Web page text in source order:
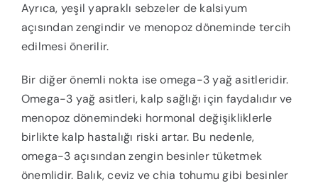
Ayrıca, yeşil yapraklı sebzeler de kalsiyum
açısından zengindir ve menopoz döneminde tercih
edilmesi önerilir.
Bir diğer önemli nokta ise omega-3 yağ asitleridir.
Omega-3 yağ asitleri, kalp sağlığı için faydalıdır ve
menopoz dönemindeki hormonal değişikliklerle
birlikte kalp hastalığı riski artar. Bu nedenle,
omega-3 açısından zengin besinler tüketmek
önemlidir. Balık, ceviz ve chia tohumu gibi besinler